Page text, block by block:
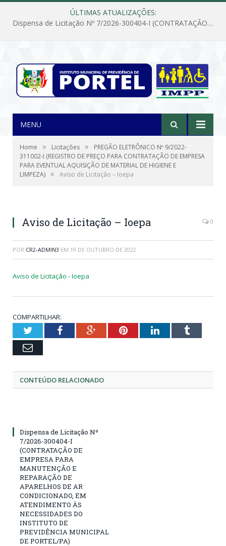
ÚLTIMAS ATUALIZAÇÕES:
Dispensa de Licitação Nº 7/2026-300404-I (CONTRATAÇÃO DE EMPRESA PARA MANUTENÇÃO E REPARAÇÃO DE APARELHOS DE AR CONDICIONADO, EM ATENDIMENTO ÀS NECESSIDADES DO INSTITUTO DE PREVIDÊNCIA MUNICIPAL DE PORTEL/PA)
MENU
Home » Licitações »
PREGÃO ELETRÔNICO Nº 9/2022-
311002-I (REGISTRO DE PREÇO PARA CONTRATAÇÃO DE EMPRESA
PARA EVENTUAL AQUISIÇÃO DE MATERIAL DE HIGIENE E
LIMPEZA) » Aviso de Licitação – Ioepa
Aviso de Licitação – Ioepa 0
POR CR2-ADMIN3 EM 19 DE OUTUBRO DE 2022
Aviso de Licitação - Ioepa
COMPARTILHAR:
TwitterFacebookGoogle+PinterestLinkedInTumblr
Email
CONTEÚDO RELACIONADO
Dispensa de Licitação Nº
7/2026-300404-I
(CONTRATAÇÃO DE
EMPRESA PARA
MANUTENÇÃO E
REPARAÇÃO DE
APARELHOS DE AR
CONDICIONADO, EM
ATENDIMENTO ÀS
NECESSIDADES DO
INSTITUTO DE
PREVIDÊNCIA MUNICIPAL
DE PORTEL/PA)